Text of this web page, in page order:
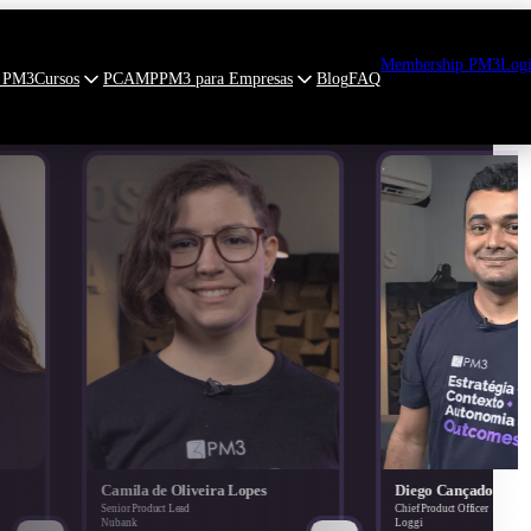
Cursos PCAMPPM3 para Empresas BlogFAQ
Membership PM3
Oliveira Lopes Diego Cançado